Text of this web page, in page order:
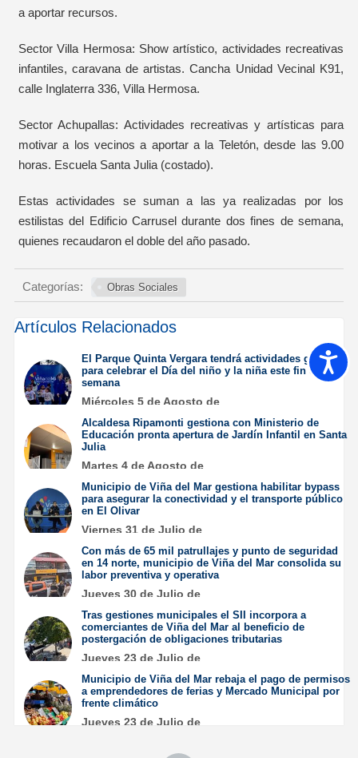
a aportar recursos.
Sector Villa Hermosa: Show artístico, actividades recreativas
infantiles, caravana de artistas. Cancha Unidad Vecinal K91,
calle Inglaterra 336, Villa Hermosa.
Sector Achupallas: Actividades recreativas y artísticas para
motivar a los vecinos a aportar a la Teletón, desde las 9.00
horas. Escuela Santa Julia (costado).
Estas actividades se suman a las ya realizadas por los
estilistas del Edificio Carrusel durante dos fines de semana,
quienes recaudaron el doble del año pasado.
Categorías: Obras Sociales
Artículos Relacionados
El Parque Quinta Vergara tendrá actividades gratuitas
para celebrar el Día del niño y la niña este fin de
semana
Miércoles 5 de Agosto de
Alcaldesa Ripamonti gestiona con Ministerio de
Educación pronta apertura de Jardín Infantil en Santa
Julia
Martes 4 de Agosto de
Municipio de Viña del Mar gestiona habilitar bypass
para asegurar la conectividad y el transporte público
en El Olivar
Viernes 31 de Julio de
Con más de 65 mil patrullajes y punto de seguridad
en 14 norte, municipio de Viña del Mar consolida su
labor preventiva y operativa
Jueves 30 de Julio de
Tras gestiones municipales el SII incorpora a
comerciantes de Viña del Mar al beneficio de
postergación de obligaciones tributarias
Jueves 23 de Julio de
Municipio de Viña del Mar rebaja el pago de permisos
a emprendedores de ferias y Mercado Municipal por
frente climático
Jueves 23 de Julio de